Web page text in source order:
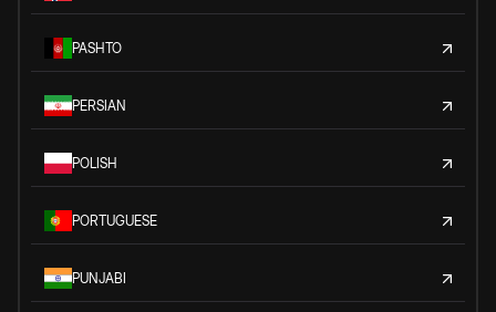
PASHTO
PERSIAN
POLISH
PORTUGUESE
PUNJABI